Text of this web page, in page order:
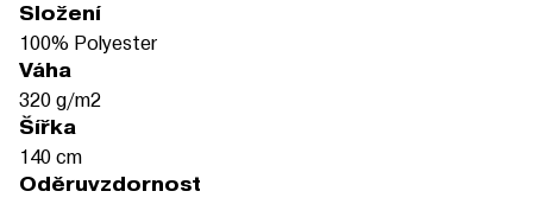
Složení
100% Polyester
Váha
320 g/m2
Šířka
140 cm
Oděruvzdornost